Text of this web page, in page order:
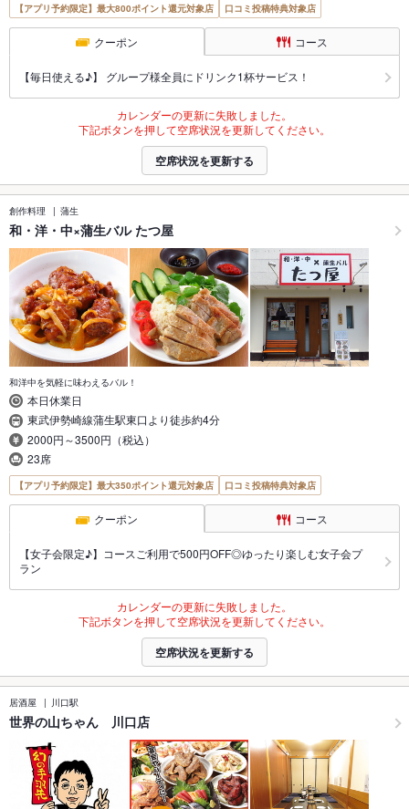
【アプリ予約限定】最大800ポイント還元対象店 口コミ投稿特典対象店
クーポン コース
【毎日使える♪】 グループ様全員にドリンク1杯サービス！
カレンダーの更新に失敗しました。
下記ボタンを押して空席状況を更新してください。
空席状況を更新する
創作料理 蒲生
和・洋・中×蒲生バル たつ屋
和洋中を気軽に味わえるバル！
本日休業日
東武伊勢崎線蒲生駅東口より徒歩約4分
2000円～3500円（税込）
23席
【アプリ予約限定】最大350ポイント還元対象店 口コミ投稿特典対象店
クーポン コース
【女子会限定♪】コースご利用で500円OFF◎ゆったり楽しむ女子会プ
ラン
カレンダーの更新に失敗しました。
下記ボタンを押して空席状況を更新してください。
空席状況を更新する
居酒屋 川口駅
世界の山ちゃん 川口店